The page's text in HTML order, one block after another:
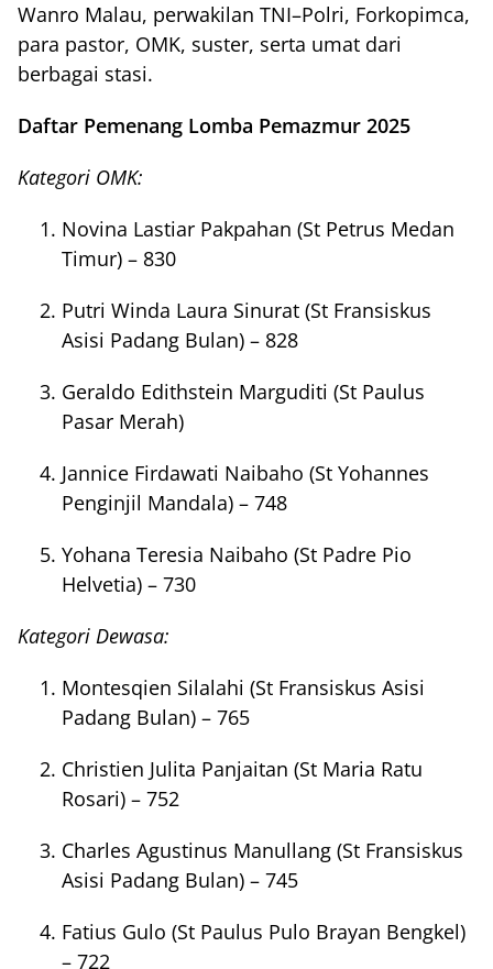
Wanro Malau, perwakilan TNI–Polri, Forkopimca,
para pastor, OMK, suster, serta umat dari
berbagai stasi.
Daftar Pemenang Lomba Pemazmur 2025
Kategori OMK:
Novina Lastiar Pakpahan (St Petrus Medan
Timur) – 830
Putri Winda Laura Sinurat (St Fransiskus
Asisi Padang Bulan) – 828
Geraldo Edithstein Marguditi (St Paulus
Pasar Merah)
Jannice Firdawati Naibaho (St Yohannes
Penginjil Mandala) – 748
Yohana Teresia Naibaho (St Padre Pio
Helvetia) – 730
Kategori Dewasa:
Montesqien Silalahi (St Fransiskus Asisi
Padang Bulan) – 765
Christien Julita Panjaitan (St Maria Ratu
Rosari) – 752
Charles Agustinus Manullang (St Fransiskus
Asisi Padang Bulan) – 745
Fatius Gulo (St Paulus Pulo Brayan Bengkel)
– 722